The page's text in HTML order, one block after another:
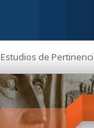
Estudios de